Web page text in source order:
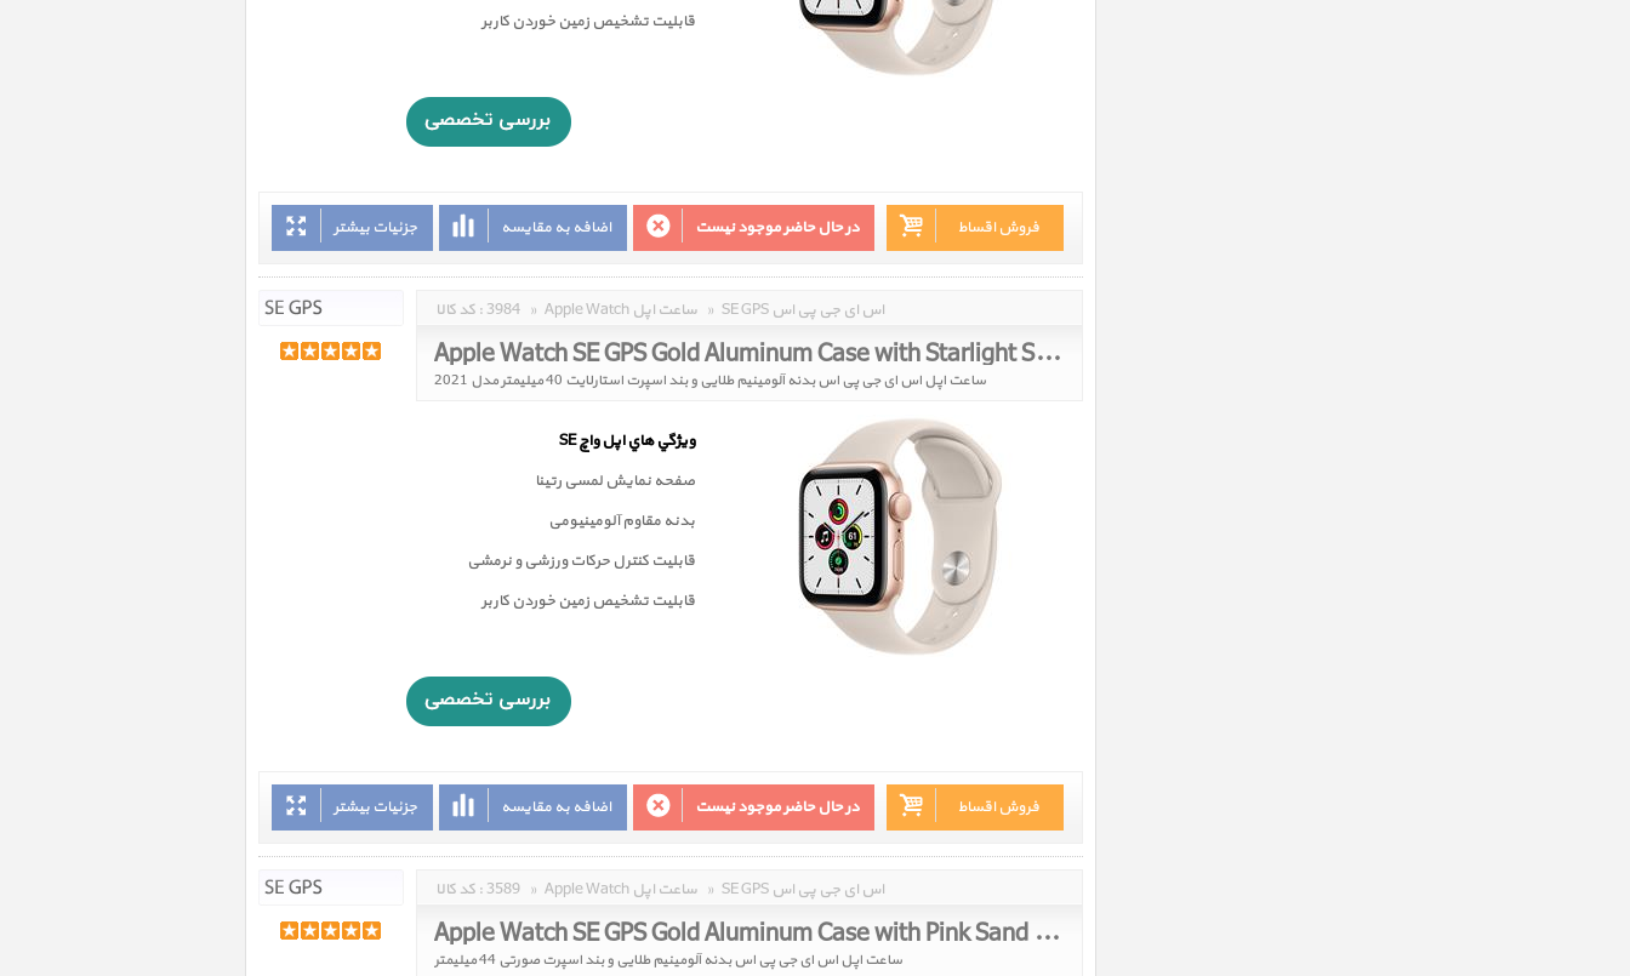
قابليت تشخيص زمين خوردن کاربر
جزئیات بیشتر اضافه به مقایسه در حال حاضر موجود نیست فروش اقساط
کد کالا : 3984 » Apple Watch ساعت اپل » SE GPS اس ای جی پی اس
Apple Watch SE GPS Gold Aluminum Case with Starlight Sport Band 40mm 2021
ساعت اپل اس ای جی پی اس بدنه آلومینیم طلایی و بند اسپرت استارلایت 40 میلیمتر مدل 2021
ويژگي هاي اپل واچ SE
صفحه نمايش لمسی رتينا
بدنه مقاوم آلومینیومی
قابلیت کنترل حرکات ورزشی و نرمشی
قابليت تشخيص زمين خوردن کاربر
جزئیات بیشتر اضافه به مقایسه در حال حاضر موجود نیست فروش اقساط
کد کالا : 3589 » Apple Watch ساعت اپل » SE GPS اس ای جی پی اس
Apple Watch SE GPS Gold Aluminum Case with Pink Sand Sport Band 44mm
ساعت اپل اس ای جی پی اس بدنه آلومینیم طلایی و بند اسپرت صورتی 44 میلیمتر